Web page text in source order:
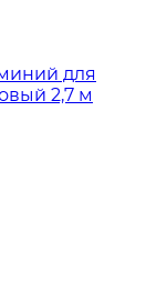
для
2,7 м